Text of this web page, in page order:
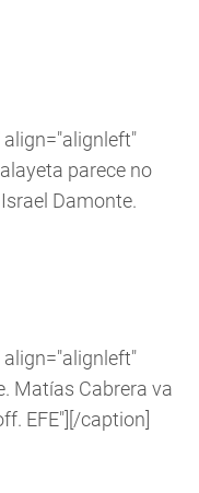
parece no
Damonte.
Matías Cabrera va
EFE"] [/caption]